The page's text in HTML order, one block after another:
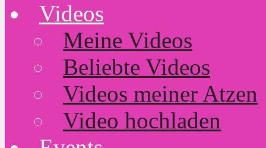
Videos
Meine Videos
Beliebte Videos
Videos meiner Atzen
Video hochladen